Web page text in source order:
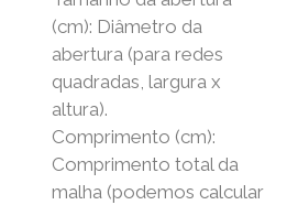
(cm): Diâmetro da
abertura (para redes
quadradas, largura x
altura).
Comprimento (cm):
Comprimento total da
malha (podemos calcular